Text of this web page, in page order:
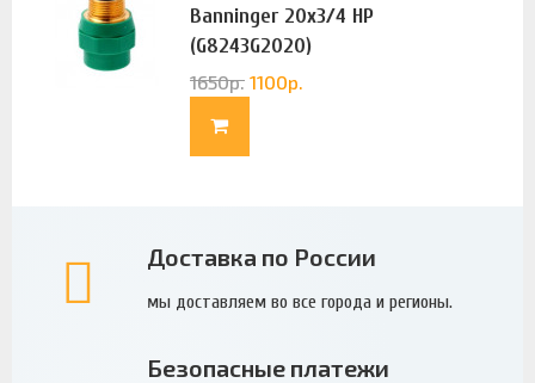
Banninger 20х3/4 НР
(G8243G2020)
1650р. 1100р.
Доставка по России
мы доставляем во все города и регионы.
Безопасные платежи